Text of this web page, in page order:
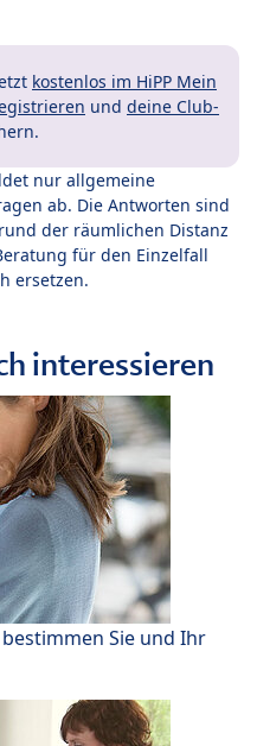
kostenlos im HiPP Mein
und deine Club-
nur allgemeine
ab. Die Antworten sind
der räumlichen Distanz
für den Einzelfall
ersetzen.
interessieren
Sie und Ihr